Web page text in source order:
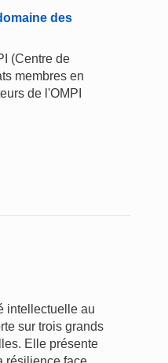
des
(Centre de
membres en
de l'OMPI
intellectuelle au
sur trois grands
Elle présente